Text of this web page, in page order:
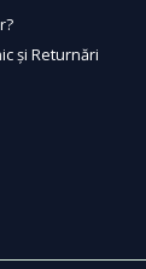
și Returnări